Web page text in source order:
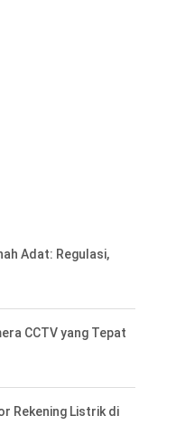
Adat: Regulasi,
CCTV yang Tepat
Rekening Listrik di